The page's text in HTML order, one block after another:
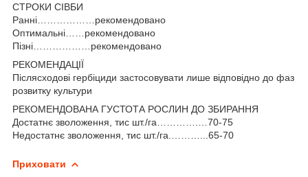
СТРОКИ СІВБИ
Ранні………………рекомендовано
Оптимальні……рекомендовано
Пізні………………рекомендовано
РЕКОМЕНДАЦІЇ
Післясходові гербіциди застосовувати лише відповідно до фаз
розвитку культури
РЕКОМЕНДОВАНА ГУСТОТА РОСЛИН ДО ЗБИРАННЯ
Достатнє зволоження, тис шт./га………….…70-75
Недостатнє зволоження, тис шт./га.………...65-70
Приховати